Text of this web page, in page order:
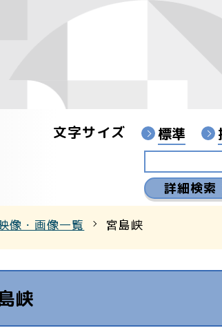
ンターYouTubeチャンネル
文字サイズ 標準
詳細検索
像・画像一覧 宮島峡
峡